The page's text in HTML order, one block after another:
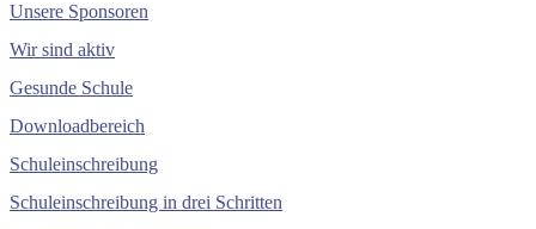
Unsere Sponsoren
Wir sind aktiv
Gesunde Schule
Downloadbereich
Schuleinschreibung
Schuleinschreibung in drei Schritten